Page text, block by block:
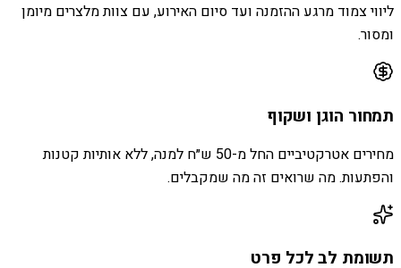
ליווי צמוד מרגע ההזמנה ועד סיום האירוע, עם צוות מלצרים מיומן
ומסור.
תמחור הוגן ושקוף
מחירים אטרקטיביים החל מ-50 ש״ח למנה, ללא אותיות קטנות
והפתעות. מה שרואים זה מה שמקבלים.
תשומת לב לכל פרט